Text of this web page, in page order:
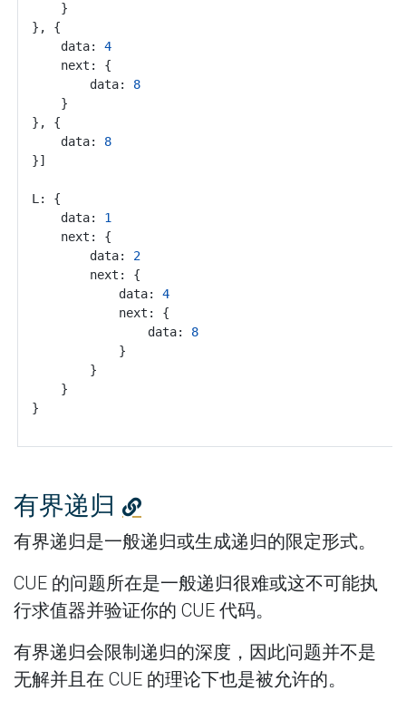
	}
}, {
	data:
4
	next: {
		data:
8
	}
}, {
	data:
8
}]
L: {
	data:
1
	next: {
		data:
2
		next: {
			data:
4
			next: {
				data:
8
			}
		}
	}
}
有界递归
有界递归是一般递归或生成递归的限定形式。
CUE 的问题所在是一般递归很难或这不可能执
行求值器并验证你的 CUE 代码。
有界递归会限制递归的深度，因此问题并不是
无解并且在 CUE 的理论下也是被允许的。